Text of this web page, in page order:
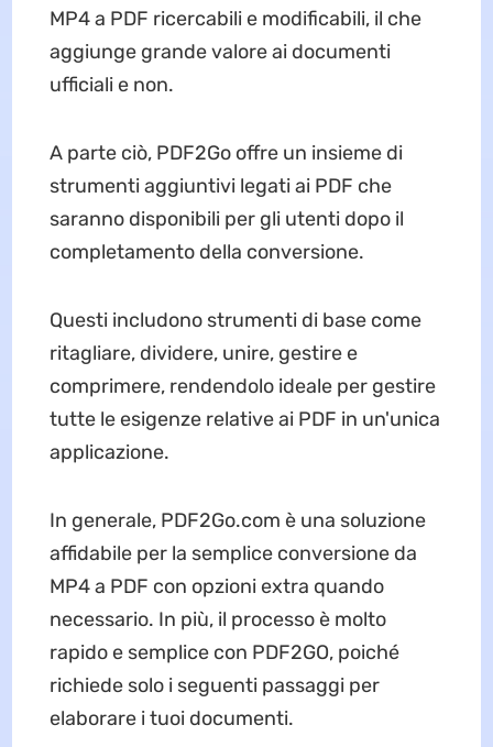
MP4 a PDF ricercabili e modificabili, il che
aggiunge grande valore ai documenti
ufficiali e non.
A parte ciò, PDF2Go offre un insieme di
strumenti aggiuntivi legati ai PDF che
saranno disponibili per gli utenti dopo il
completamento della conversione.
Questi includono strumenti di base come
ritagliare, dividere, unire, gestire e
comprimere, rendendolo ideale per gestire
tutte le esigenze relative ai PDF in un'unica
applicazione.
In generale, PDF2Go.com è una soluzione
affidabile per la semplice conversione da
MP4 a PDF con opzioni extra quando
necessario. In più, il processo è molto
rapido e semplice con PDF2GO, poiché
richiede solo i seguenti passaggi per
elaborare i tuoi documenti.